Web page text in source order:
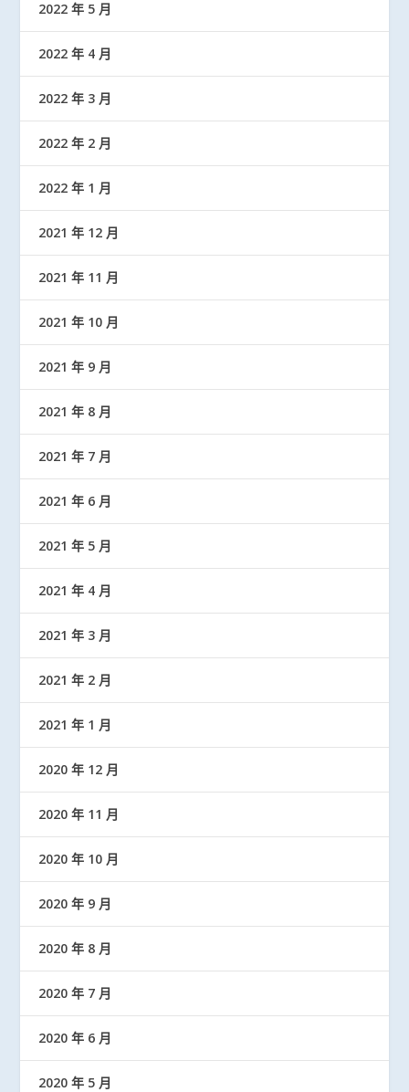
2022 年 5 月
2022 年 4 月
2022 年 3 月
2022 年 2 月
2022 年 1 月
2021 年 12 月
2021 年 11 月
2021 年 10 月
2021 年 9 月
2021 年 8 月
2021 年 7 月
2021 年 6 月
2021 年 5 月
2021 年 4 月
2021 年 3 月
2021 年 2 月
2021 年 1 月
2020 年 12 月
2020 年 11 月
2020 年 10 月
2020 年 9 月
2020 年 8 月
2020 年 7 月
2020 年 6 月
2020 年 5 月